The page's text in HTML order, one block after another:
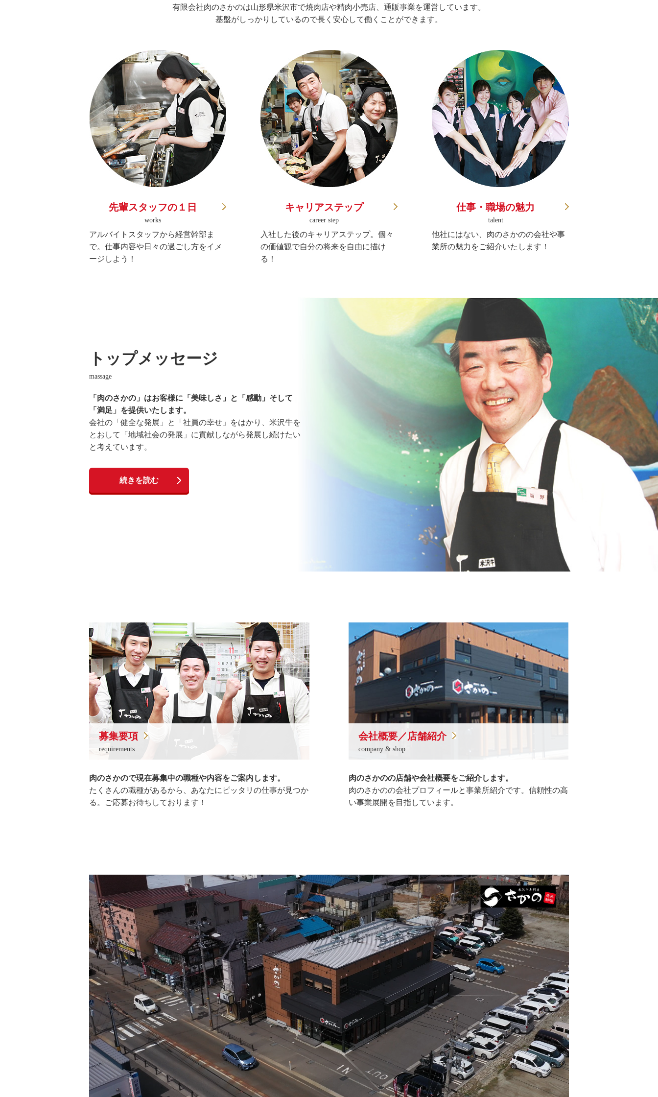
有限会社肉のさかのは山形県米沢市で焼肉店や精肉小売店、通販事業を運営しています。
基盤がしっかりしているので長く安心して働くことができます。
先輩スタッフの１日
works
アルバイトスタッフから経営幹部ま
で。仕事内容や日々の過ごし方をイメ
ージしよう！
キャリアステップ
career step
入社した後のキャリアステップ。個々
の価値観で自分の将来を自由に描け
る！
仕事・職場の魅力
talent
他社にはない、肉のさかのの会社や事
業所の魅力をご紹介いたします！
トップメッセージ
massage
「肉のさかの」はお客様に「美味しさ」と「感動」そして
「満足」を提供いたします。
会社の「健全な発展」と「社員の幸せ」をはかり、米沢牛を
とおして「地域社会の発展」に貢献しながら発展し続けたい
と考えています。
続きを読む
募集要項
requirements
肉のさかので現在募集中の職種や内容をご案内します。
たくさんの職種があるから、あなたにピッタリの仕事が見つか
る。ご応募お待ちしております！
会社概要／店舗紹介
company & shop
肉のさかのの店舗や会社概要をご紹介します。
肉のさかのの会社プロフィールと事業所紹介です。信頼性の高
い事業展開を目指しています。